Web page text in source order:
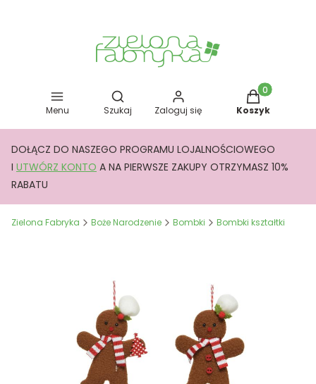
Menu
Otwórz wyszukiwarkę
Szukaj Zaloguj się
Produkty w
Koszyk
DOŁĄCZ DO NASZEGO PROGRAMU LOJALNOŚCIOWEGO
I UTWÓRZ KONTO A NA PIERWSZE ZAKUPY OTRZYMASZ 10%
RABATU
Zielona Fabryka Boże Narodzenie Bombki Bombki kształtki